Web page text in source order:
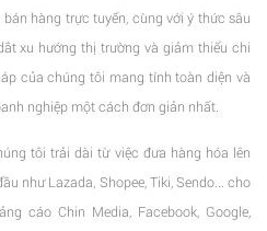
hàng trực tuyến, cùng với ý thức sâu
xu hướng thị trường và giảm thiểu chi
của chúng tôi mang tính toàn diện và
nghiệp một cách đơn giản nhất.
tôi trải dài từ việc đưa hàng hóa lên
như Lazada, Shopee, Tiki, Sendo... cho
cáo Chin Media, Facebook, Google,